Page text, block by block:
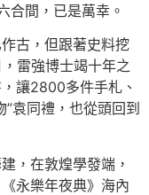
合間，已是萬幸。
古，但跟著史料挖
雷強博士竭十年之
讓2800多件手札、
袁同禮，也從頭回到
，在敦煌學發端，
永樂年夜典》海內